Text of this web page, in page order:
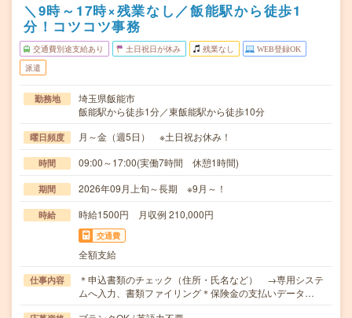
＼9時～17時×残業なし／飯能駅から徒歩1
分！コツコツ事務
交通費別途支給あり 土日祝日が休み 残業なし WEB登録OK
派遣
勤務地
埼玉県飯能市
飯能駅から徒歩1分／東飯能駅から徒歩10分
曜日頻度 月～金（週5日） ※土日祝お休み！
時間 09:00～17:00(実働7時間 休憩1時間)
期間 2026年09月上旬～長期 ※9月～！
時給 時給1500円 月収例 210,000円
交通費
全額支給
仕事内容
＊申込書類のチェック（住所・氏名など） →専用システ
ムへ入力、書類ファイリング＊保険金の支払いデータ…